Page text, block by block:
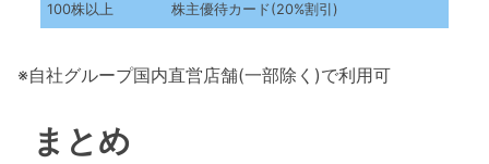
100株以上 株主優待カード(20%割引)
※自社グループ国内直営店舗(一部除く)で利用可
まとめ